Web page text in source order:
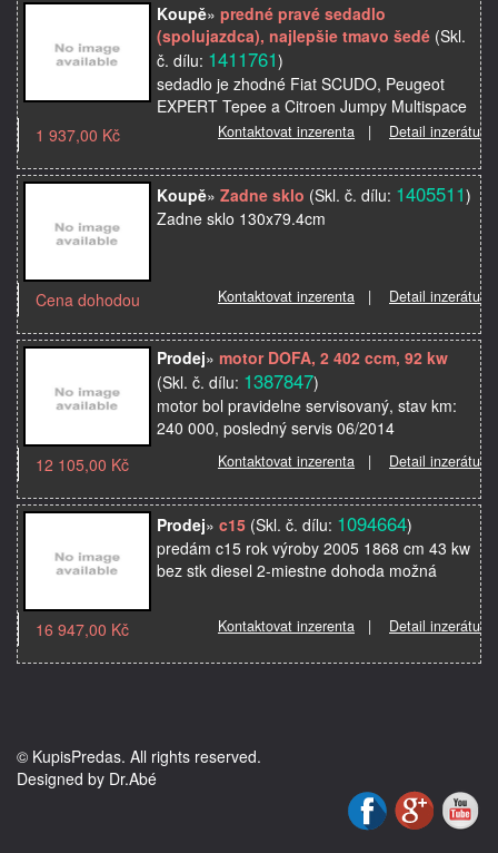
Koupě» predné pravé sedadlo
(spolujazdca), najlepšie tmavo šedé (Skl.
č. dílu: 1411761)
sedadlo je zhodné Fiat SCUDO, Peugeot
EXPERT Tepee a Citroen Jumpy Multispace
Kontaktovat inzerenta | Detail inzerátu
1 937,00 Kč
Koupě» Zadne sklo (Skl. č. dílu: 1405511)
Zadne sklo 130x79.4cm
Kontaktovat inzerenta | Detail inzerátu
Cena dohodou
Prodej» motor DOFA, 2 402 ccm, 92 kw
(Skl. č. dílu: 1387847)
motor bol pravidelne servisovaný, stav km:
240 000, posledný servis 06/2014
Kontaktovat inzerenta | Detail inzerátu
12 105,00 Kč
Prodej» c15 (Skl. č. dílu: 1094664)
predám c15 rok výroby 2005 1868 cm 43 kw
bez stk diesel 2-miestne dohoda možná
Kontaktovat inzerenta | Detail inzerátu
16 947,00 Kč
© KupisPredas. All rights reserved.
Designed by Dr.Abé